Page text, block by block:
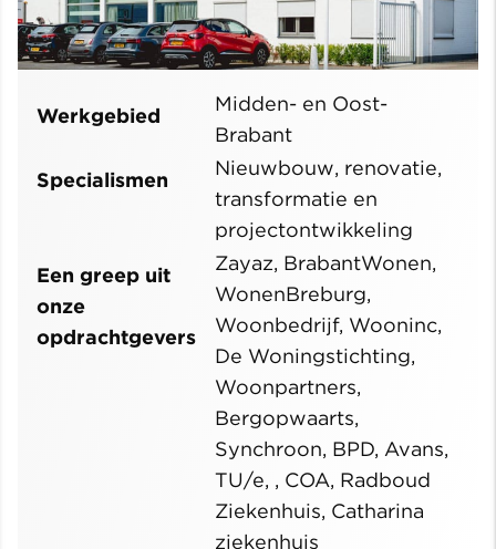
Werkgebied
Midden- en Oost-
Brabant
Specialismen
Nieuwbouw, renovatie,
transformatie en
projectontwikkeling
Een greep uit
onze
opdrachtgevers
Zayaz, BrabantWonen,
WonenBreburg,
Woonbedrijf, Wooninc,
De Woningstichting,
Woonpartners,
Bergopwaarts,
Synchroon, BPD, Avans,
TU/e, , COA, Radboud
Ziekenhuis, Catharina
ziekenhuis